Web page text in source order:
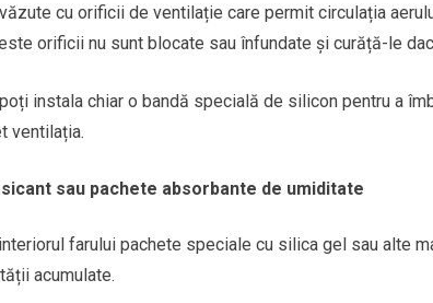
cu orificii de ventilație care permit circulația
orificii nu sunt blocate sau înfundate și curăță-le
instala chiar o bandă specială de silicon pentru a
ventilația.
sau pachete absorbante de umiditate
farului pachete speciale cu silica gel sau alte
acumulate.